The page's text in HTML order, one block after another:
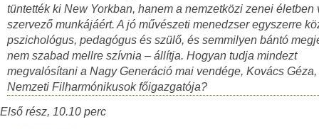
tüntették ki New Yorkban, hanem a nemzetközi zenei életben
szervező munkájáért. A jó művészeti menedzser egyszerre
pszichológus, pedagógus és szülő, és semmilyen bántó
nem szabad mellre szívnia – állítja. Hogyan tudja mindezt
megvalósítani a Nagy Generáció mai vendége, Kovács Géza,
Nemzeti Filharmónikusok főigazgatója?
Első rész, 10.10 perc